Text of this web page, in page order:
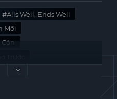
Alls Well, Ends Well
Mồi
Last Summer